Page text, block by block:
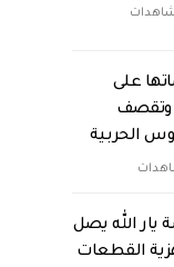
على
وتقصف
الحربية
يار الله يصل
القطعات